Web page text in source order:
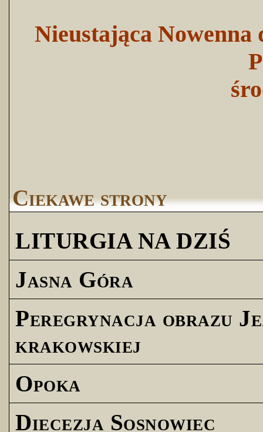
Nieustająca
Ciekawe strony
LITURGIA NA DZIŚ
Jasna Góra
Peregrynacja obrazu
krakowskiej
Opoka
Diecezja Sosnowiec